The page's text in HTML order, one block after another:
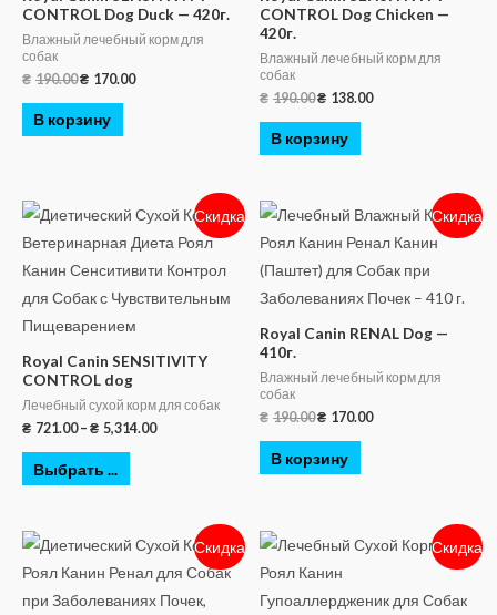
CONTROL Dog Duck — 420г.
Влажный лечебный корм для
собак
₴ 190.00₴ 170.00
В корзину
CONTROL Dog Chicken —
420г.
Влажный лечебный корм для
собак
₴ 190.00₴ 138.00
В корзину
Скидка
Royal Canin SENSITIVITY
CONTROL dog
Лечебный сухой корм для собак
₴ 721.00– ₴ 5,314.00
Выбрать ...
Скидка
Royal Canin RENAL Dog —
410г.
Влажный лечебный корм для
собак
₴ 190.00₴ 170.00
В корзину
Скидка Скидка